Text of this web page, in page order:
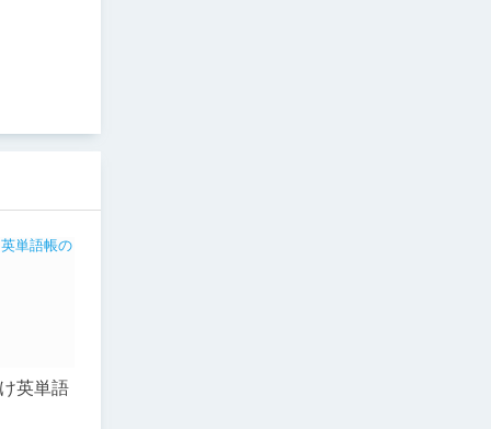
英単語